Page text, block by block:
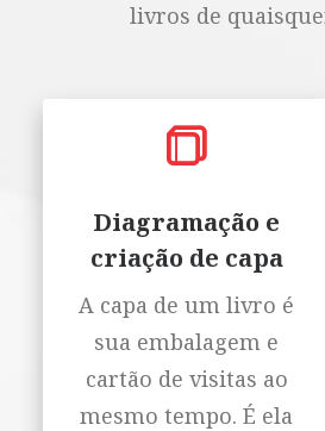
livros de
Diagramação e
criação de capa
A capa de um livro é
sua embalagem e
cartão de visitas ao
mesmo tempo. É ela